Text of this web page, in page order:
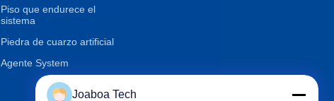
Piso que endurece el
sistema
Piedra de cuarzo artificial
Agente System
Joaboa Tech